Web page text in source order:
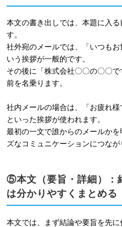
本文の書き出しでは、本題に入
す。
社外宛のメールでは、「いつも
いう挨拶が一般的です。
その後に「株式会社〇〇の〇〇
前を名乗ります。
社内メールの場合は、「お疲れ様
といった挨拶が使われます。
最初の一文で誰からのメールか
ズなコミュニケーションにつなが
⑤本文（要旨・詳細）：
は分かりやすくまとめる
本文では、まず結論や要旨を先